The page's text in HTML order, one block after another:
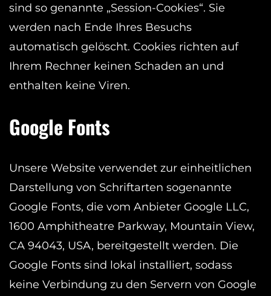
sind so genannte „Session-Cookies“. Sie
werden nach Ende Ihres Besuchs
automatisch gelöscht. Cookies richten auf
Ihrem Rechner keinen Schaden an und
enthalten keine Viren.
Google Fonts
Unsere Website verwendet zur einheitlichen
Darstellung von Schriftarten sogenannte
Google Fonts, die vom Anbieter Google LLC,
1600 Amphitheatre Parkway, Mountain View,
CA 94043, USA, bereitgestellt werden. Die
Google Fonts sind lokal installiert, sodass
keine Verbindung zu den Servern von Google